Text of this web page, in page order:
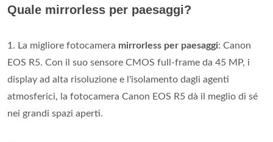
Quale mirrorless per paesaggi?
1. La migliore fotocamera mirrorless per paesaggi: Canon
EOS R5. Con il suo sensore CMOS full-frame da 45 MP, i
display ad alta risoluzione e l'isolamento dagli agenti
atmosferici, la fotocamera Canon EOS R5 dà il meglio di sé
nei grandi spazi aperti.